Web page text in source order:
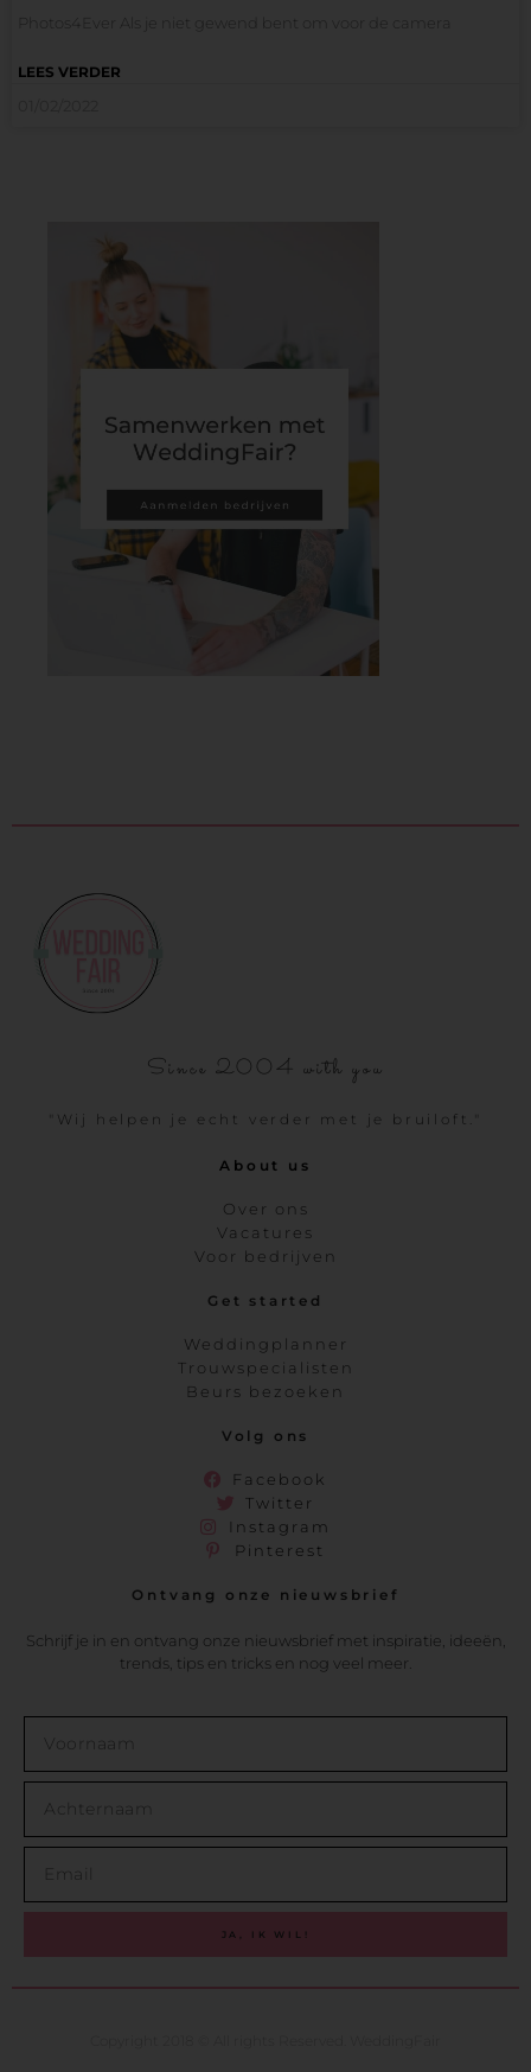
Photos4Ever Als je niet gewend bent om voor de camera
LEES VERDER
Since 2004 with you
"Wij helpen je echt verder met je bruiloft."
About us
Over ons
Vacatures
Voor bedrijven
Get started
Weddingplanner
Trouwspecialisten
Beurs bezoeken
Volg ons
Facebook
Twitter
Instagram
Pinterest
Ontvang onze nieuwsbrief
Schrijf je in en ontvang onze nieuwsbrief met inspiratie, ideeën,
trends, tips en tricks en nog veel meer.
JA, IK WIL!